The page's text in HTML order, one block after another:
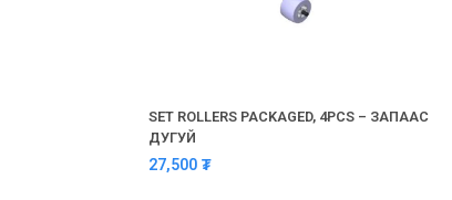
SET ROLLERS PACKAGED, 4PCS – ЗАПААС
ДУГУЙ
27,500₮